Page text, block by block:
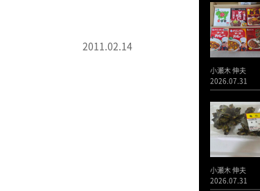
2011.02.14
小瀬木 伸夫
2026.07.31
小瀬木 伸夫
2026.07.31